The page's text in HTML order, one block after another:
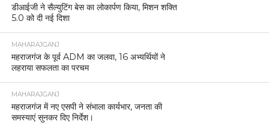
डीआईजी ने सैल्युटिंग बेस का लोकार्पण किया, मिशन शक्ति
5.0 को दी नई दिशा
MAHARAJGANJ
महराजगंज के पूर्व ADM का जलवा, 16 अभ्यर्थियों ने
लहराया सफलता का परचम
MAHARAJGANJ
महराजगंज में नए एसपी ने संभाला कार्यभार, जनता की
समस्याएं सुनकर दिए निर्देश।